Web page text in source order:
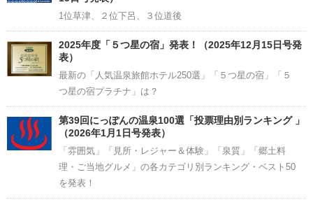
1位草津、２位下呂、３位道後
2025年度「５つ星の宿」発表！（2025年12月15日号発
表）
最新の「人気温泉旅館ホテル250選」「５つ星の宿」「５
つ星の宿プラチナ」は？
第39回にっぽんの温泉100選「投票理由別ランキング 」
（2026年1月1日号発表）
「雰囲気」「見所・レジャー＆体験」「泉質」「郷土料
理・ご当地グルメ」の各カテゴリ別ランキング・ベスト50
を発表！